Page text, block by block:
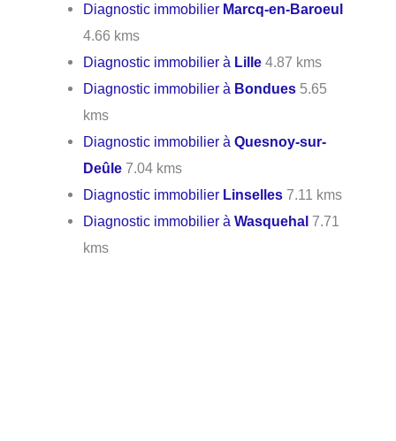
Diagnostic immobilier Marcq-en-Baroeul
4.66 kms
Diagnostic immobilier à Lille 4.87 kms
Diagnostic immobilier à Bondues 5.65
kms
Diagnostic immobilier àQuesnoy-sur-
Deûle 7.04 kms
Diagnostic immobilier Linselles 7.11 kms
Diagnostic immobilier àWasquehal 7.71
kms